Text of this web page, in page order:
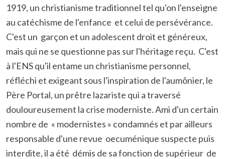
1919, un christianisme traditionnel tel qu'on l'enseigne
au catéchisme de l'enfance et celui de persévérance.
C'est un garçon et un adolescent droit et généreux,
mais qui ne se questionne pas sur l'héritage reçu. C'est
à l'ENS qu'il entame un christianisme personnel,
réfléchi et exigeant sous l'inspiration de l'aumônier, le
Père Portal, un prêtre lazariste qui a traversé
douloureusement la crise moderniste. Ami d'un certain
nombre de « modernistes » condamnés et par ailleurs
responsable d'une revue oecuménique suspecte puis
interdite, il a été démis de sa fonction de supérieur de